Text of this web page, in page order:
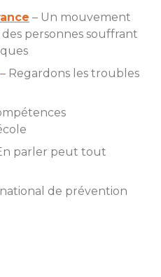
– Un mouvement
personnes souffrant
– Regardons les troubles
parler peut tout
de prévention